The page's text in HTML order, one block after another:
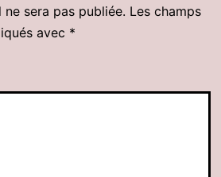
sera pas publiée. Les champs
avec *